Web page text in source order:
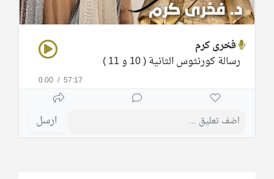
فخرى كرم
رسالة كورنثوس الثانية ( 10 و 11 )
0.00 / 57:17
ارسل